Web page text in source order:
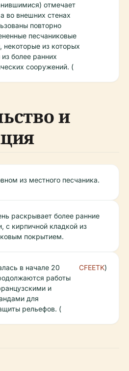
отмечает
во внешних стенах
повторно
песчаниковые
некоторые из которых
из более ранних
сооружений. (
и
из местного песчаника.
раскрывает более ранние
с кирпичной кладкой из
покрытием.
в начале 20
работы
и
для
рельефов. (
CFEETK)